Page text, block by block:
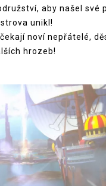
aby našel své
unikl!
noví nepřátelé,
hrozeb!